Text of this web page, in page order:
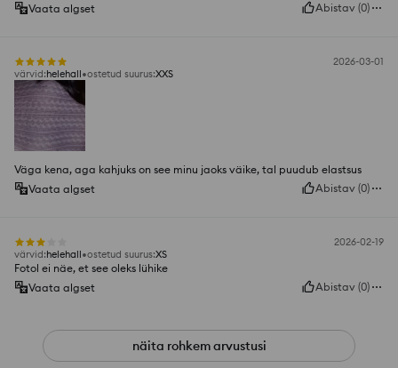
Vaata algset
Abistav (0)
2026-03-01
värvid:helehall ostetud suurus:XXS
Väga kena, aga kahjuks on see minu jaoks väike, tal puudub elastsus
Vaata algset
Abistav (0)
2026-02-19
värvid:helehall ostetud suurus:XS
Fotol ei näe, et see oleks lühike
Vaata algset
Abistav (0)
näita rohkem arvustusi